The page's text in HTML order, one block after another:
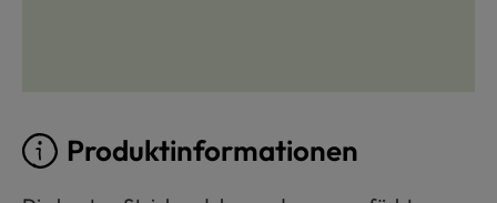
Produktinformationen